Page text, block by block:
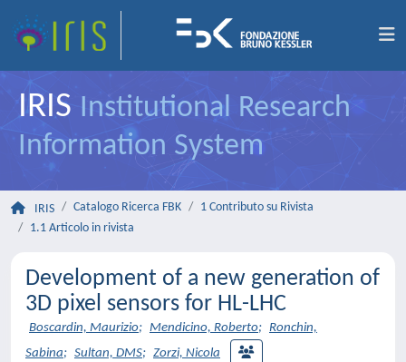
IRIS Institutional Research
Information System
IRIS Catalogo Ricerca FBK
1 Contributo su Rivista
1.1 Articolo in rivista
Development of a new generation of
3D pixel sensors for HL-LHC
Boscardin, Maurizio; Mendicino, Roberto; Ronchin,
Sabina; Sultan, DMS; Zorzi, Nicola